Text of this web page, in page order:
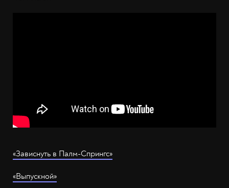
«Зависнуть в Палм-Спрингс»
«Выпускной»